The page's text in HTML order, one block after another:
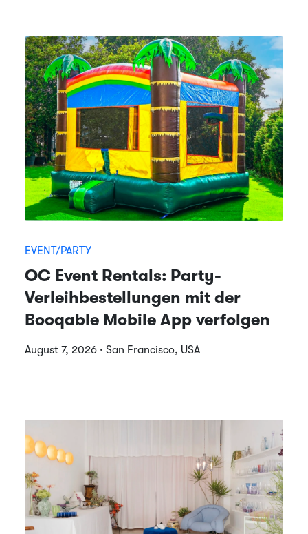
EVENT/PARTY
OC Event Rentals: Party-
Verleihbestellungen mit der
Booqable Mobile App verfolgen
August 7, 2026 · San Francisco, USA